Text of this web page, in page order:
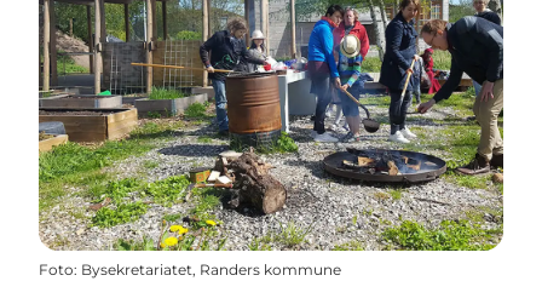
Foto: Bysekretariatet, Randers kommune